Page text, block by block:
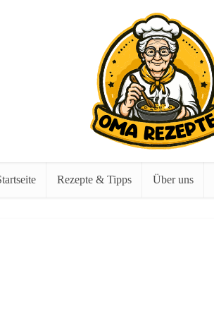
Rezepte & Tipps Über uns